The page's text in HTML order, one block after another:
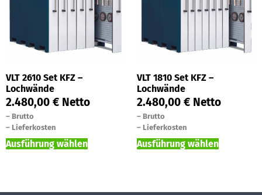
VLT 2610 Set KFZ –
Lochwände
2.480,00 € Netto
– Brutto
– Lieferkosten
Ausführung wählen
VLT 1810 Set KFZ –
Lochwände
2.480,00 € Netto
– Brutto
– Lieferkosten
Ausführung wählen